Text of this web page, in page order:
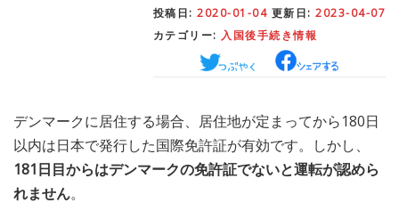
– 日本人の考察
MEDIA– メディア掲載 TRAVEL – 旅行
EVERYDAY
投稿日: 2020-01-04 更新日: 2023-04-07
カテゴリー: 入国後手続き情報
デンマークに居住する場合、居住地が定まってから180日
以内は日本で発行した国際免許証が有効です。しかし、
181日目からはデンマークの免許証でないと運転が認めら
れません。